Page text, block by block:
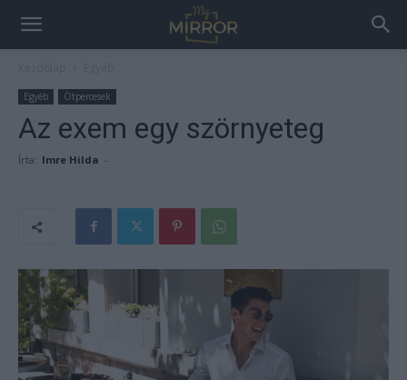
Egyéb Ötpercesek
Az exem egy szörnyeteg
Írta: Imre Hilda -